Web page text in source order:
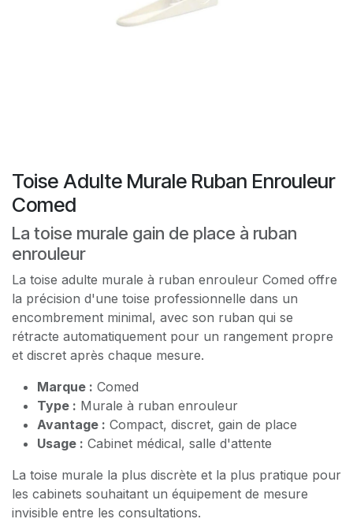
Toise Adulte Murale Ruban Enrouleur
Comed
La toise murale gain de place à ruban
enrouleur
La toise adulte murale à ruban enrouleur Comed offre
la précision d'une toise professionnelle dans un
encombrement minimal, avec son ruban qui se
rétracte automatiquement pour un rangement propre
et discret après chaque mesure.
Marque : Comed
Type : Murale à ruban enrouleur
Avantage : Compact, discret, gain de place
Usage : Cabinet médical, salle d'attente
La toise murale la plus discrète et la plus pratique pour
les cabinets souhaitant un équipement de mesure
invisible entre les consultations.